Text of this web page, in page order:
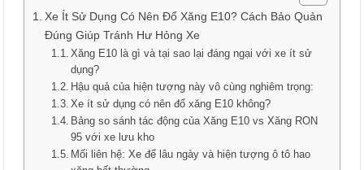
Xe Ít Sử Dụng Có Nên Đổ Xăng E10? Cách Bảo Quản
Đúng Giúp Tránh Hư Hỏng Xe
Xăng E10 là gì và tại sao lại đáng ngại với xe ít sử
dụng?
Hậu quả của hiện tượng này vô cùng nghiêm trọng:
Xe ít sử dụng có nên đổ xăng E10 không?
Bảng so sánh tác động của Xăng E10 vs Xăng RON
95 với xe lưu kho
Mối liên hệ: Xe để lâu ngày và hiện tượng ô tô hao